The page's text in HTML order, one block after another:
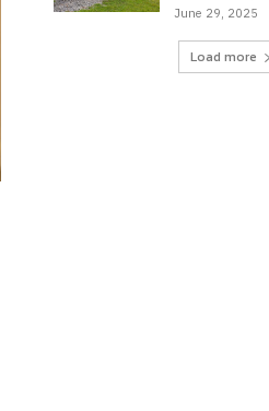
June 29, 2025
Load more